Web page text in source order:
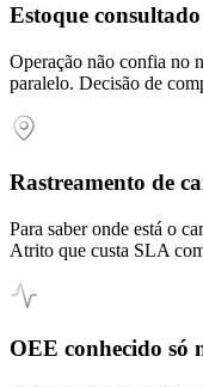
Estoque
Operação não confia no
paralelo. Decisão de
Rastreamento de
Para saber onde está o
Atrito que custa SLA
OEE conhecido só